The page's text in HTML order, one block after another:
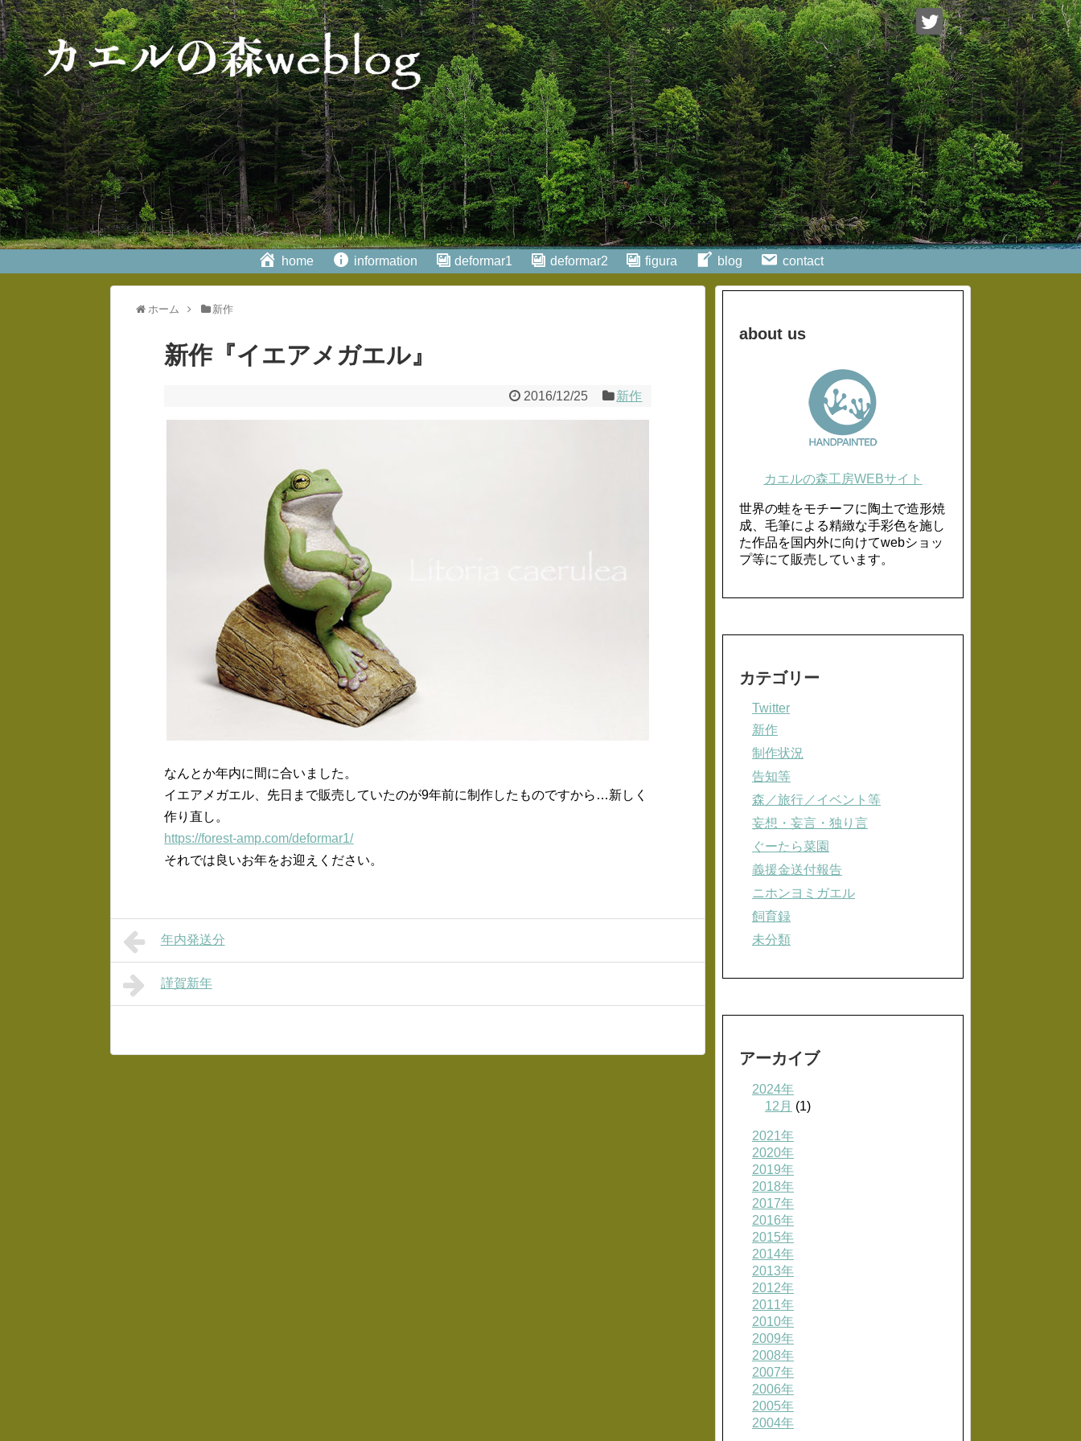
home information deformar1 deformar2 figura blog contact
ホーム 新作
新作『イエアメガエル』
2016/12/25 新作
なんとか年内に間に合いました。
イエアメガエル、先日まで販売していたのが9年前に制作したものですから…新しく
作り直し。
https://forest-amp.com/deformar1/
それでは良いお年をお迎えください。
年内発送分
謹賀新年
about us
カエルの森工房WEBサイト
世界の蛙をモチーフに陶土で造形焼
成、毛筆による精緻な手彩色を施し
た作品を国内外に向けてwebショッ
プ等にて販売しています。
カテゴリー
Twitter
新作
制作状況
告知等
森／旅行／イベント等
妄想・妄言・独り言
ぐーたら菜園
義援金送付報告
ニホンヨミガエル
飼育録
未分類
アーカイブ
2024年
12月 (1)
2021年
2020年
2019年
2018年
2017年
2016年
2015年
2014年
2013年
2012年
2011年
2010年
2009年
2008年
2007年
2006年
2005年
2004年